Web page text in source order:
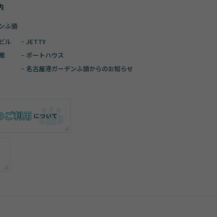
ふ頭
ル
JETTY
ポートハウス
名古屋港ガーデンふ頭からのお知らせ